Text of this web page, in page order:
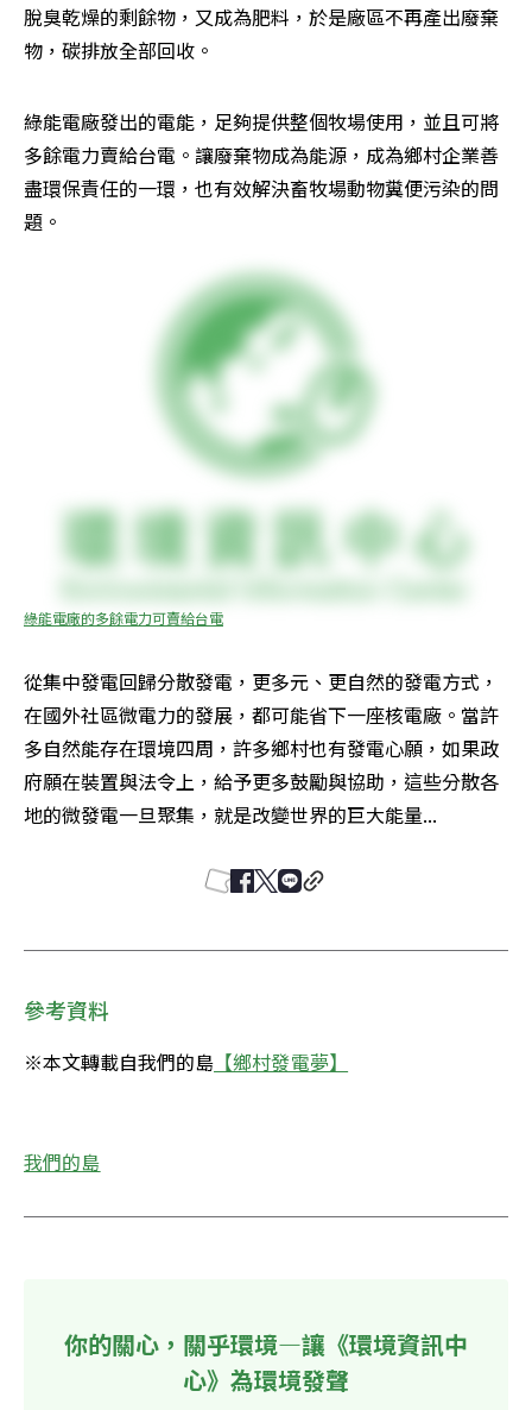
脫臭乾燥的剩餘物，又成為肥料，於是廠區不再產出廢棄
物，碳排放全部回收。
綠能電廠發出的電能，足夠提供整個牧場使用，並且可將
多餘電力賣給台電。讓廢棄物成為能源，成為鄉村企業善
盡環保責任的一環，也有效解決畜牧場動物糞便污染的問
題。
綠能電廠的多餘電力可賣給台電
從集中發電回歸分散發電，更多元、更自然的發電方式，
在國外社區微電力的發展，都可能省下一座核電廠。當許
多自然能存在環境四周，許多鄉村也有發電心願，如果政
府願在裝置與法令上，給予更多鼓勵與協助，這些分散各
地的微發電一旦聚集，就是改變世界的巨大能量...
參考資料
※本文轉載自我們的島 【鄉村發電夢】
我們的島
你的關心，關乎環境—讓《環境資訊中
心》為環境發聲